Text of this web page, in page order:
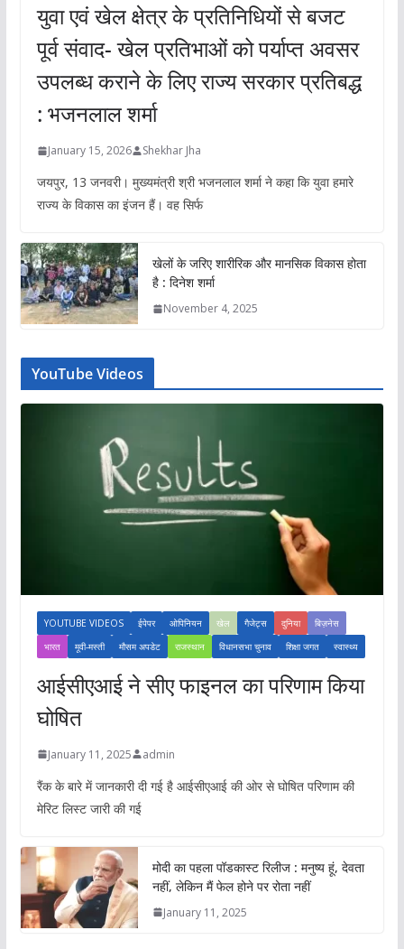
युवा एवं खेल क्षेत्र के प्रतिनिधियों से बजट
पूर्व संवाद- खेल प्रतिभाओं को पर्याप्त अवसर
उपलब्ध कराने के लिए राज्य सरकार प्रतिबद्ध
: भजनलाल शर्मा
January 15, 2026 Shekhar Jha
जयपुर, 13 जनवरी। मुख्यमंत्री श्री भजनलाल शर्मा ने कहा कि युवा हमारे
राज्य के विकास का इंजन हैं। वह सिर्फ
खेलों के जरिए शारीरिक और मानसिक विकास होता
है : दिनेश शर्मा
November 4, 2025
YouTube Videos
YOUTUBE VIDEOS ईपेपर ओपिनियन खेल गैजेट्स दुनिया
बिज़नेस
भारत
मूवी-मस्ती मौसम अपडेट राजस्थान विधानसभा चुनाव शिक्षा जगत स्वास्थ्य
आईसीएआई ने सीए फाइनल का परिणाम किया
घोषित
January 11, 2025 admin
रैंक के बारे में जानकारी दी गई है आईसीएआई की ओर से घोषित परिणाम की
मेरिट लिस्ट जारी की गई
मोदी का पहला पॉडकास्ट रिलीज : मनुष्य हूं, देवता
नहीं, लेकिन मैं फेल होने पर रोता नहीं
January 11, 2025